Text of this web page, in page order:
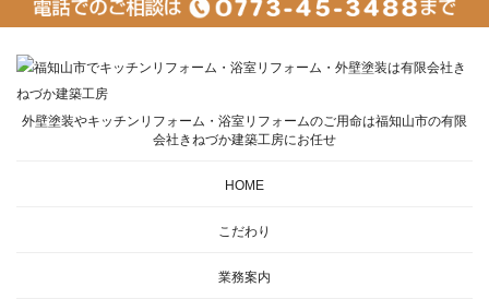
外壁塗装やキッチンリフォーム・浴室リフォームのご用命は福知山市の有限
会社きねづか建築工房にお任せ
HOME
こだわり
業務案内